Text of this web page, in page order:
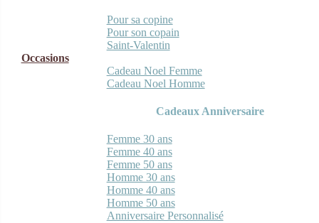
Pour sa copine
Pour son copain
Saint-Valentin
Occasions
Cadeau Noel Femme
Cadeau Noel Homme
Cadeaux Anniversaire
Femme 30 ans
Femme 40 ans
Femme 50 ans
Homme 30 ans
Homme 40 ans
Homme 50 ans
Anniversaire Personnalisé